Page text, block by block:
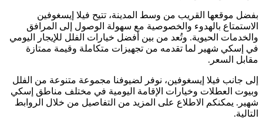
بفضل موقعها القريب من وسط المدينة، تتيح فيلا إيسغوفين
الاستمتاع بالهدوء والخصوصية مع سهولة الوصول إلى المرافق
والخدمات الحيوية. وتُعد من بين أفضل خيارات الفلل للإيجار اليومي
في إسكي شهير لما تقدمه من تجهيزات متكاملة وقيمة ممتازة
مقابل السعر.
إلى جانب فيلا إيسغوفين، نوفر لضيوفنا مجموعة متنوعة من الفلل
وبيوت العطلات وخيارات الإقامة اليومية في مختلف مناطق إسكي
شهير. يمكنكم الاطلاع على المزيد من التفاصيل من خلال الروابط
التالية.